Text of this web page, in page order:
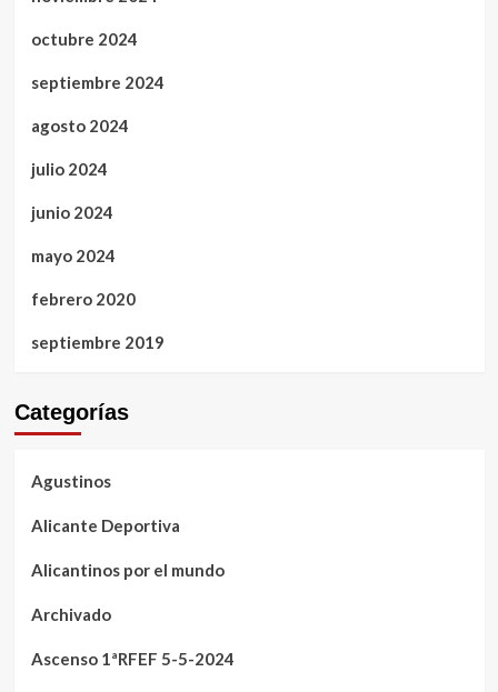
octubre 2024
septiembre 2024
agosto 2024
julio 2024
junio 2024
mayo 2024
febrero 2020
septiembre 2019
Categorías
Agustinos
Alicante Deportiva
Alicantinos por el mundo
Archivado
Ascenso 1ªRFEF 5-5-2024